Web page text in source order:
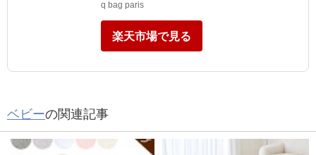
q bag paris
楽天市場で見る
ベビーの関連記事